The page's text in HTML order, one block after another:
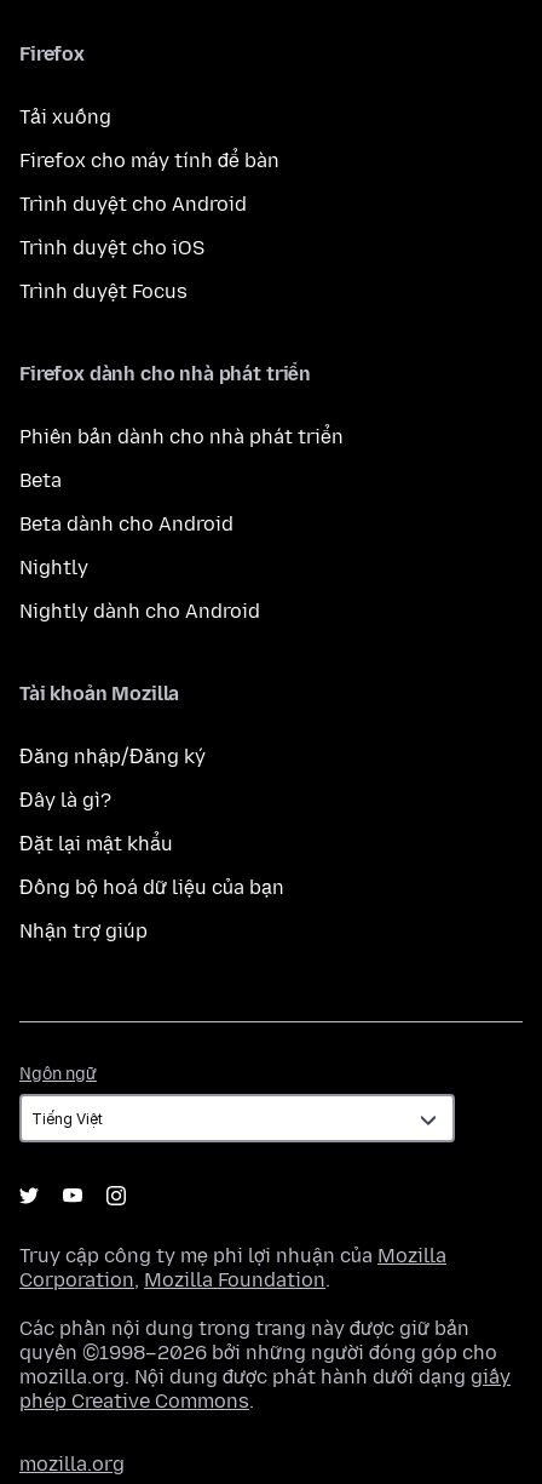
Firefox
Tải xuống
Firefox cho máy tính để bàn
Trình duyệt cho Android
Trình duyệt cho iOS
Trình duyệt Focus
Firefox dành cho nhà phát triển
Phiên bản dành cho nhà phát triển
Beta
Beta dành cho Android
Nightly
Nightly dành cho Android
Tài khoản Mozilla
Đăng nhập/Đăng ký
Đây là gì?
Đặt lại mật khẩu
Đồng bộ hoá dữ liệu của bạn
Nhận trợ giúp
Ngôn ngữ
ngữ
Truy cập công ty mẹ phi lợi nhuận của Mozilla
Corporation, Mozilla Foundation.
Các phần nội dung trong trang này được giữ bản
quyền ©1998–2026 bởi những người đóng góp cho
mozilla.org. Nội dung được phát hành dưới dạng giấy
phép Creative Commons.
mozilla.org